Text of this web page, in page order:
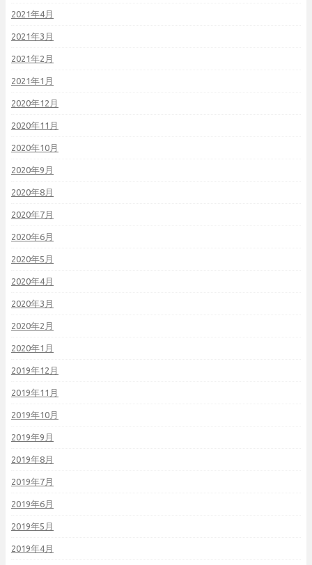
2021年4月
2021年3月
2021年2月
2021年1月
2020年12月
2020年11月
2020年10月
2020年9月
2020年8月
2020年7月
2020年6月
2020年5月
2020年4月
2020年3月
2020年2月
2020年1月
2019年12月
2019年11月
2019年10月
2019年9月
2019年8月
2019年7月
2019年6月
2019年5月
2019年4月